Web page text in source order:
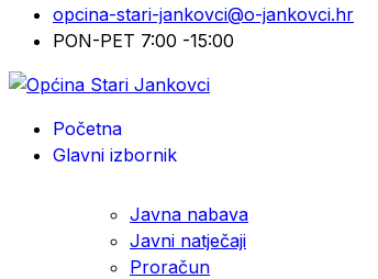
opcina-stari-jankovci@o-jankovci.hr
PON-PET 7:00 -15:00
Početna
Glavni izbornik
Javna nabava
Javni natječaji
Proračun